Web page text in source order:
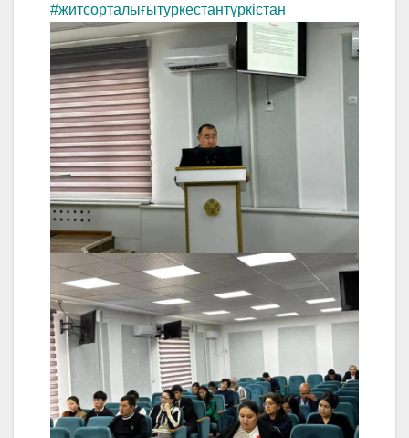
#житсорталығытуркестантүркістан